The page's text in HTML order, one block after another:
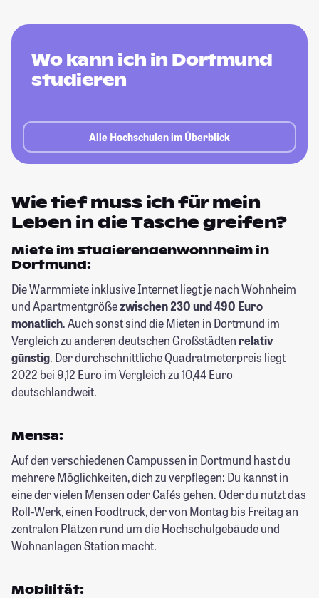
Wo kann ich in Dortmund
studieren
Alle Hochschulen im Überblick
Wie tief muss ich für mein
Leben in die Tasche greifen?
Miete im Studierendenwohnheim in
Dortmund:
Die Warmmiete inklusive Internet liegt je nach Wohnheim
und Apartmentgrößezwischen 230 und 490 Euro
monatlich. Auch sonst sind die Mieten in Dortmund im
Vergleich zu anderen deutschen Großstädtenrelativ
günstig. Der durchschnittliche Quadratmeterpreis liegt
2022 bei 9,12 Euro im Vergleich zu 10,44 Euro
deutschlandweit.
Mensa:
Auf den verschiedenen Campussen in Dortmund hast du
mehrere Möglichkeiten, dich zu verpflegen: Du kannst in
eine der vielen Mensen oder Cafés gehen. Oder du nutzt das
Roll-Werk, einen Foodtruck, der von Montag bis Freitag an
zentralen Plätzen rund um die Hochschulgebäude und
Wohnanlagen Station macht.
Mobilität: